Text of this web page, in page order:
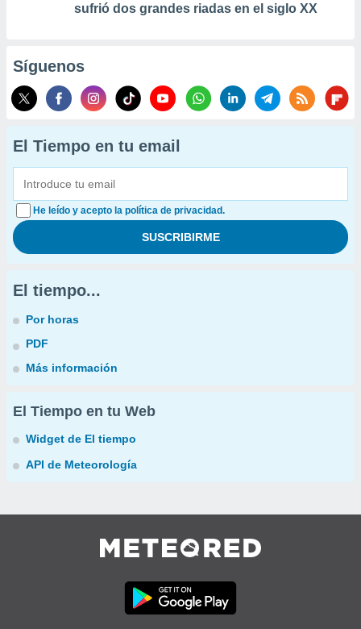
sufrió dos grandes riadas en el siglo XX
Síguenos
El Tiempo en tu email
He leído y acepto la política de privacidad.
El tiempo...
Por horas
PDF
Más información
El Tiempo en tu Web
Widget de El tiempo
API de Meteorología